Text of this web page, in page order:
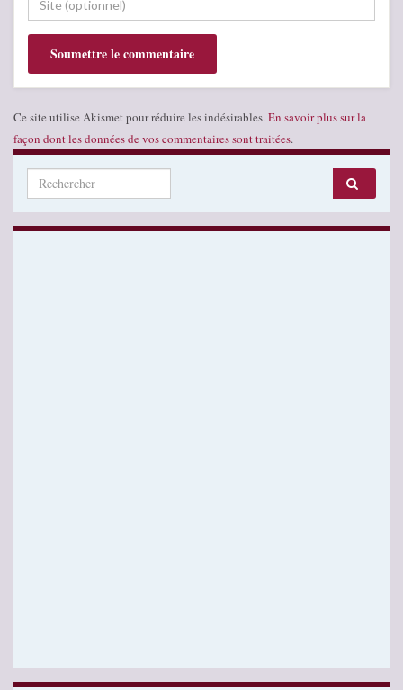
Ce site utilise Akismet pour réduire les indésirables. En savoir plus sur la
façon dont les données de vos commentaires sont traitées.
Search for: